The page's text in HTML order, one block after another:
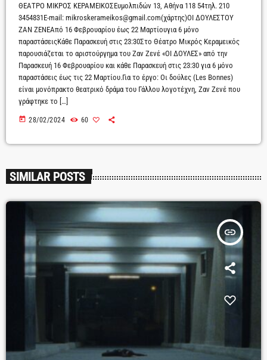
ΘΕΑΤΡΟ ΜΙΚΡΟΣ ΚΕΡΑΜΕΙΚΟΣΕυμολπιδών 13, Αθήνα 118 54τηλ. 210
3454831E-mail: mikroskerameikos@gmail.com(χάρτης)ΟΙ ΔΟΥΛΕΣΤΟΥ
ΖΑΝ ΖΕΝΕΑπό 16 Φεβρουαρίου έως 22 Μαρτίουγια 6 μόνο
παραστάσειςΚάθε Παρασκευή στις 23:30Στο Θέατρο Μικρός Κεραμεικός
παρουσιάζεται το αριστούργημα του Ζαν Ζενέ «ΟΙ ΔΟΥΛΕΣ» από την
Παρασκευή 16 Φεβρουαρίου και κάθε Παρασκευή στις 23:30 για 6 μόνο
παραστάσεις έως τις 22 Μαρτίου.Για το έργο: Οι δούλες (Les Bonnes)
είναι μονόπρακτο θεατρικό δράμα του Γάλλου λογοτέχνη, Ζαν Ζενέ που
γράφτηκε το […]
today 28/02/2024 60
SIMILAR POSTS
insert_link